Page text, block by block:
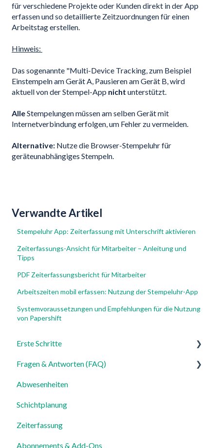
für verschiedene Projekte oder Kunden direkt in der App
erfassen und so detaillierte Zeitzuordnungen für einen
Arbeitstag erstellen.
Hinweis:
Das sogenannte "Multi-Device Tracking, zum Beispiel
Einstempeln am Gerät A, Pausieren am Gerät B, wird
aktuell von der Stempel-App nicht unterstützt.
AlleStempelungen müssen am selben Gerät mit
Internetverbindung erfolgen, um Fehler zu vermeiden.
Alternative: Nutze die Browser-Stempeluhr für
geräteunabhängiges Stempeln.
Verwandte Artikel
Stempeluhr App: Zeiterfassung mit Unterschrift aktivieren
Zeiterfassungs-Ansicht für Mitarbeiter – Anleitung und
Tipps
PDF Zeiterfassungsbericht für Mitarbeiter
Arbeitszeiten mobil erfassen: Nutzung der Stempeluhr-App
Systemvoraussetzungen und Empfehlungen für die Nutzung
von Papershift
Erste Schritte
Für Admins
Für Mitarbeiter
Einstellungen
Fragen & Antworten (FAQ)
Login, Account & Sicherheit
Mitarbeiterverwaltung
Mitarbeiterprofile & Stammdaten
Standorte & Arbeitsbereiche
Abwesenheiten
Schichtplanung
Zeiterfassung
Abonnements & Add-Ons